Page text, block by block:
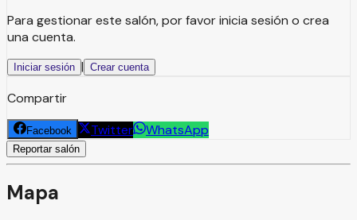
Para gestionar este salón, por favor inicia sesión o crea
una cuenta.
Iniciar sesión | Crear cuenta
Compartir
Facebook Twitter WhatsApp
Reportar salón
Mapa